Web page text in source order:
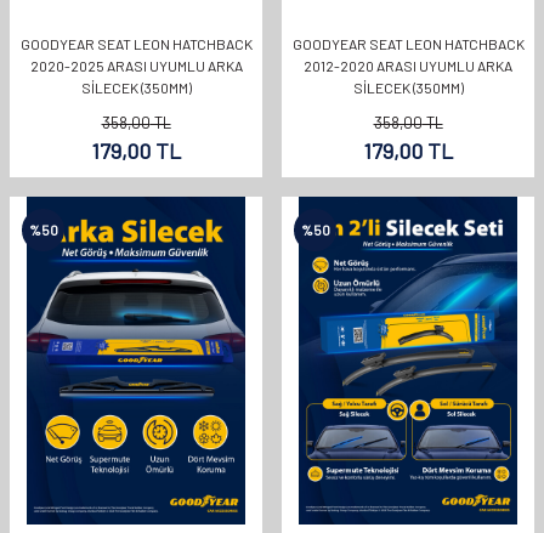
GOODYEAR SEAT LEON HATCHBACK
2020-2025 ARASI UYUMLU ARKA
SILECEK (350MM)
358,00TL
179,00 TL
GOODYEAR SEAT LEON HATCHBACK
2012-2020 ARASI UYUMLU ARKA
SILECEK (350MM)
358,00TL
179,00 TL
%50 %50